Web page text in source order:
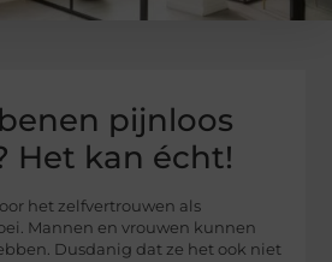
pijnloos
Het kan écht!
het zelfvertrouwen als
Mannen en vrouwen kunnen
Dusdanig dat ze het ook niet